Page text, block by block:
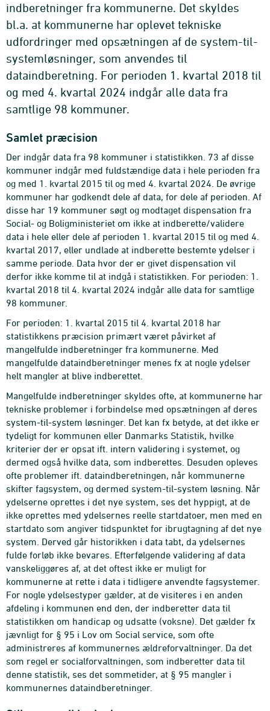
indberetninger fra kommunerne. Det skyldes
bl.a. at kommunerne har oplevet tekniske
udfordringer med opsætningen af de system-til-
systemløsninger, som anvendes til
dataindberetning. For perioden 1. kvartal 2018 til
og med 4. kvartal 2024 indgår alle data fra
samtlige 98 kommuner.
Samlet præcision
Der indgår data fra 98 kommuner i statistikken. 73 af disse
kommuner indgår med fuldstændige data i hele perioden fra
og med 1. kvartal 2015 til og med 4. kvartal 2024. De øvrige
kommuner har godkendt dele af data, for dele af perioden. Af
disse har 19 kommuner søgt og modtaget dispensation fra
Social- og Boligministeriet om ikke at indberette/validere
data i hele eller dele af perioden 1. kvartal 2015 til og med 4.
kvartal 2017, eller undlade at indberette bestemte ydelser i
samme periode. Data hvor der er givet dispensation vil
derfor ikke komme til at indgå i statistikken. For perioden: 1.
kvartal 2018 til 4. kvartal 2024 indgår alle data for samtlige
98 kommuner.
For perioden: 1. kvartal 2015 til 4. kvartal 2018 har
statistikkens præcision primært været påvirket af
mangelfulde indberetninger fra kommunerne. Med
mangelfulde dataindberetninger menes fx at nogle ydelser
helt mangler at blive indberettet.
Mangelfulde indberetninger skyldes ofte, at kommunerne har
tekniske problemer i forbindelse med opsætningen af deres
system-til-system løsninger. Det kan fx betyde, at det ikke er
tydeligt for kommunen eller Danmarks Statistik, hvilke
kriterier der er opsat ift. intern validering i systemet, og
dermed også hvilke data, som indberettes. Desuden opleves
ofte problemer ift. dataindberetningen, når kommunerne
skifter fagsystem, og dermed system-til-system løsning. Når
ydelserne oprettes i det nye system, ses det hyppigt, at de
ikke oprettes med ydelsernes reelle startdatoer, men med en
startdato som angiver tidspunktet for ibrugtagning af det nye
system. Derved går historikken i data tabt, da ydelsernes
fulde forløb ikke bevares. Efterfølgende validering af data
vanskeliggøres af, at det oftest ikke er muligt for
kommunerne at rette i data i tidligere anvendte fagsystemer.
For nogle ydelsestyper gælder, at de visiteres i en anden
afdeling i kommunen end den, der indberetter data til
statistikken om handicap og udsatte (voksne). Det gælder fx
jævnligt for § 95 i Lov om Social service, som ofte
administreres af kommunernes ældreforvaltninger. Da det
som regel er socialforvaltningen, som indberetter data til
denne statistik, ses det sommetider, at § 95 mangler i
kommunernes dataindberetninger.